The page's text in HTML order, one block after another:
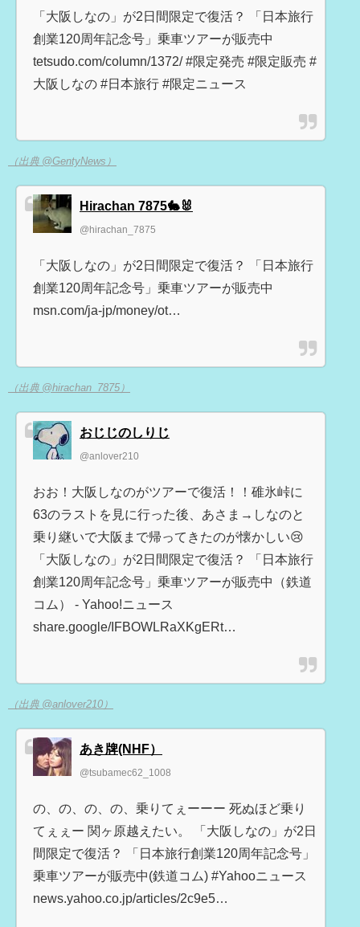
「大阪しなの」が2日間限定で復活？ 「日本旅行
創業120周年記念号」乗車ツアーが販売中
tetsudo.com/column/1372/ #限定発売 #限定販売 #
大阪しなの #日本旅行 #限定ニュース
（出典 @GentyNews）
Hirachan 7875🐇🐰
@hirachan_7875
「大阪しなの」が2日間限定で復活？ 「日本旅行
創業120周年記念号」乗車ツアーが販売中
msn.com/ja-jp/money/ot…
（出典 @hirachan_7875）
おじじのしりじ
@anlover210
おお！大阪しなのがツアーで復活！！碓氷峠に
63のラストを見に行った後、あさま→しなのと
乗り継いで大阪まで帰ってきたのが懐かしい😢
「大阪しなの」が2日間限定で復活？ 「日本旅行
創業120周年記念号」乗車ツアーが販売中（鉄道
コム） - Yahoo!ニュース
share.google/IFBOWLRaXKgERt…
（出典 @anlover210）
あき牌(NHF）
@tsubamec62_1008
の、の、の、の、乗りてぇーーー 死ぬほど乗り
てぇぇー 関ヶ原越えたい。 「大阪しなの」が2日
間限定で復活？ 「日本旅行創業120周年記念号」
乗車ツアーが販売中(鉄道コム) #Yahooニュース
news.yahoo.co.jp/articles/2c9e5…